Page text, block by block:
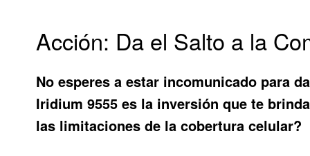
Acción: Da el Salto a la
No esperes a estar incomunicado para
Iridium 9555 es la inversión que te
las limitaciones de la cobertura celular?